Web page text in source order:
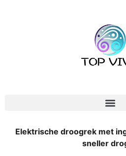
Elektrische droogrek met
sneller